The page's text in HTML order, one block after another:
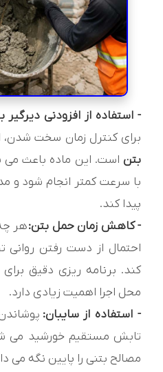
- استفاده از افزودنی دیرگیر
برای کنترل زمان سخت شدن،
بتن است. این ماده باعث
با سرعت کمتر انجام شود و
پیدا کند.
- کاهش زمان حمل بتن:هر
احتمال از دست رفتن
کند. برنامه ریزی دقیق برای
محل اجرا اهمیت زیادی دارد.
- استفاده از سایبان:
تابش مستقیم خورشید می
مصالح بتنی را پایین نگه می